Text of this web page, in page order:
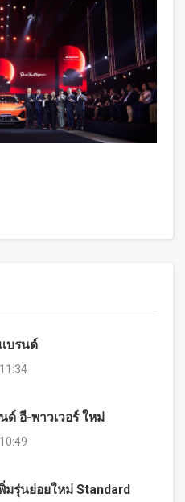
บรนด์
ด์ อี-พาวเวอร์ ใหม่
พิ่มรุ่นย่อยใหม่ Standard